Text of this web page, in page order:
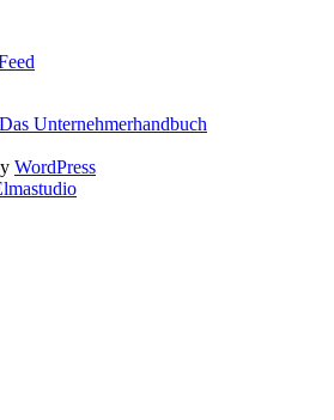
Das Unternehmerhandbuch
WordPress